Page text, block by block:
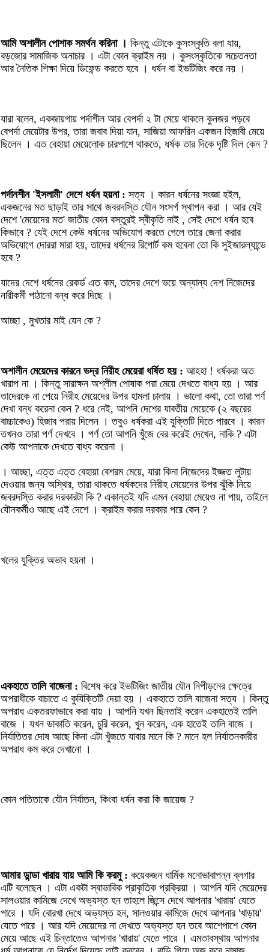
আমি অশালীন পোশাক সমর্থন করিনা । কিন্তু এটাকে কুসংস্কৃতি বলা যায়,
বড়জোর সামাজিক অনাচার । এটা কোন ক্রাইম নয় । কুসংস্কৃতিকে সচেতনতা
আর নৈতিক শিক্ষা দিয়ে ডিফেন্ড করতে হবে । ধর্ষন বা ইভটিজিং করে নয় ।
যারা বলেন, একজায়গায় পর্দাশীল আর বেপর্দা ২ টা মেয়ে থাকলে কুনজর পড়বে
বেপর্দা মেয়েটার উপর, তারা জবাব দিয়া যান, সাজিয়া আফরিন একজন হিজাবী মেয়ে
ছিলেন । এত বেহায়া মেয়েলোক চারপাশে থাকতে, ধর্ষক তার দিকে দৃষ্টি দিল কেন ?
পর্দানশীন 'ইসলামী' দেশে ধর্ষন হয়না : সত্য । কারন ধর্ষনের সংজ্ঞা হইল,
একজনের মত ছাড়াই তার সাথে জবরদস্তি যৌন সংসর্গ স্থাপন করা । আর যেই
দেশে 'মেয়েদের মত' জাতীয় কোন বস্তুরই স্বীকৃতি নাই , সেই দেশে ধর্ষন হবে
কিভাবে ? যেই দেশে কেউ ধর্ষনের অভিযোগ করতে গেলে তারে জেনা করার
অভিযোগে দোররা মারা হয়, তাদের ধর্ষনের রিপোর্ট কম হবেনা তো কি সুইজারল্যান্ডে
হবে ?
যাদের দেশে ধর্ষনের রেকর্ড এত কম, তাদের দেশে ভয়ে অন্যান্য দেশ নিজেদের
নারীকর্মী পাঠানো বন্ধ করে দিছে ।
আচ্ছা , মুখতার মাই যেন কে ?
অশালীন মেয়েদের কারনে ভদ্র নিরীহ মেয়েরা ধর্ষিত হয় : আহহা ! ধর্ষকরা অত
খারাপ না । কিন্তু সারাক্ষন অশ্লীল পোষাক পরা মেয়ে দেখতে বাধ্য হয় । আর
তাদেরকে না পেয়ে নিরীহ মেয়েদের উপর হামলা চালায় । ভালো কথা, তো তারা পর্ণ
দেখা বন্ধ করেনা কেন ? ধরে নেই, আপনি দেশের যাবতীয় মেয়েকে (২ বছরের
বাচ্চাকেও) হিজাব পরায় দিলেন । তবুও ধর্ষকরা এই যুক্তিটি দিতে পারবে । কারন
তখনও তারা পর্ণ দেখবে । পর্ণ তো আপনি খুঁজে বের করেই দেখেন, নাকি ? এটা
কেউ আপনাকে দেখতে বাধ্য করেনা ।
। আচ্ছা, এত্ত এত্ত বেহায়া বেশরম মেয়ে, যারা কিনা নিজেদের ইজ্জত লুটায়
দেওয়ার জন্য অস্থির, তারা থাকতে ধর্ষকদের নিরীহ মেয়েদের উপর ঝুঁকি নিয়ে
জবরদস্তি করার দরকারটা কি ? একান্তই যদি এমন বেহায়া মেয়েও না পায়, তাইলে
যৌনকর্মীও আছে এই দেশে । ক্রাইম করার দরকার পরে কেন ?
খলের যুক্তির অভাব হয়না ।
একহাতে তালি বাজেনা : বিশেষ করে ইভটিজিং জাতীয় যৌন নিপীড়নের ক্ষেত্রে
অপরাধীকে বাচাতে এ কুযিক্তিটি দেয়া হয় । একহাতে তালি বাজেনা সত্য । কিন্তু
অপরাধ একতরফাভাবে করা যায় । আপনি যখন ছিনতাই করেন একহাতেই তালি
বাজে । যখন ডাকাতি করেন, চুরি করেন, খুন করেন, এক হাতেই তালি বাজে ।
নির্যাতিতর দোষ আছে কিনা এটা খুঁজতে যাবার মানে কি ? মানে হল নির্যাতনকারীর
অপরাধ কম করে দেখানো ।
কোন পতিতাকে যৌন নির্যাতন, কিংবা ধর্ষন করা কি জায়েজ ?
আমার ডান্ডা খারায় যায় আমি কি করমু : কয়েকজন ধার্মিক মনোভাবাপন্ন ব্লগার
এটি বলেছেন । এটা একটা স্বাভাবিক প্রাকৃতিক প্রক্রিয়া । আপনি যদি মেয়েদের
সালওয়ার কামিজে দেখে অভ্যস্ত হন তাহলে জিন্সে দেখে আপনার 'খারায়' যেতে
পারে । যদি বোরখা দেখে অভ্যস্ত হন, সালওয়ার কামিজে দেখে আপনার 'খাড়ায়'
যেতে পারে । আর যদি মেয়েদের না দেখতে অভ্যস্ত হন তবে আশেপাশে কোন
মেয়ে আছে এই চিন্তাতেও আপনার 'খারায়' যেতে পারে । এমতাবস্থায় আপনার